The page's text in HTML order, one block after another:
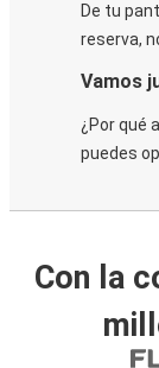
De tu
reserva,
Vamos
¿Por qué
puedes
Con la